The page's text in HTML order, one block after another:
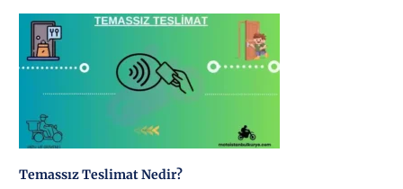
Temassız Teslimat Nedir?